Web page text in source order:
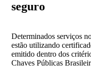
seguro
Determinados serviços
estão utilizando
emitido dentro dos
Chaves Públicas